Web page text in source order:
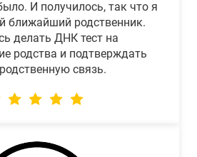
И получилось, так что я
ближайший родственник.
делать ДНК тест на
родства и подтверждать
связь.